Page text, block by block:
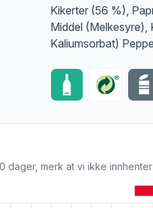
Kikerter (56 %),
Middel (Melkesyre),
Kaliumsorbat)
dager, merk at vi ikke